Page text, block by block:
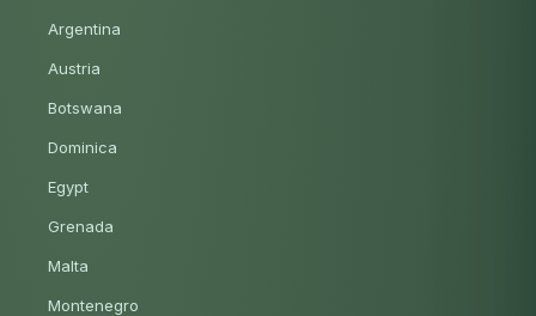
Argentina
Austria
Botswana
Dominica
Egypt
Grenada
Malta
Montenegro